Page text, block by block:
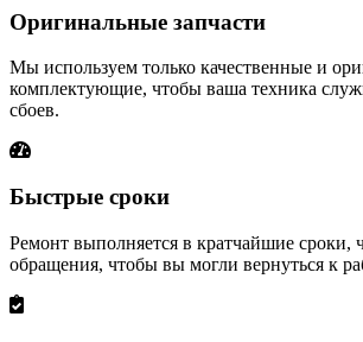
Оригинальные запчасти
Мы используем только качественные и
комплектующие, чтобы ваша техника
сбоев.
Быстрые сроки
Ремонт выполняется в кратчайшие сроки,
обращения, чтобы вы могли вернуться к